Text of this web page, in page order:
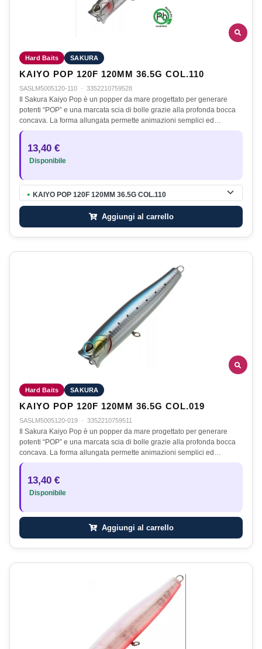
Hard Baits SAKURA
KAIYO POP 120F 120MM 36.5G COL.110
SASLM5005120-110 · 3352210759528
Il Sakura Kaiyo Pop è un popper da mare progettato per generare
potenti “POP” e una marcata scia di bolle grazie alla profonda bocca
concava. La forma allungata permette animazioni semplici ed…
13,40 €
Disponibile
● KAIYO POP 120F 120MM 36.5G COL.110
Aggiungi al carrello
Hard Baits SAKURA
KAIYO POP 120F 120MM 36.5G COL.019
SASLM5005120-019 · 3352210759511
Il Sakura Kaiyo Pop è un popper da mare progettato per generare
potenti “POP” e una marcata scia di bolle grazie alla profonda bocca
concava. La forma allungata permette animazioni semplici ed…
13,40 €
Disponibile
Aggiungi al carrello